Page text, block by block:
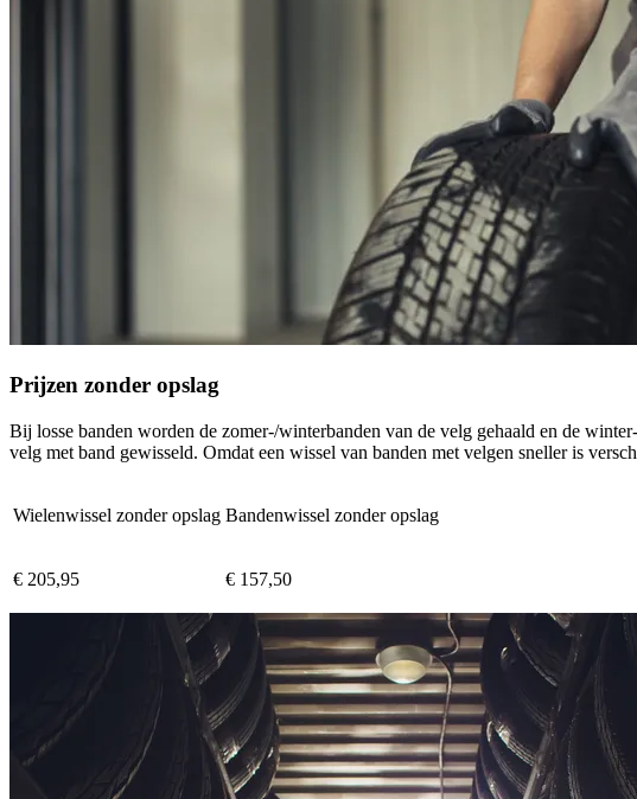
Prijzen zonder opslag
Bij losse banden worden de zomer-/winterbanden van de velg gehaald en de
velg met band gewisseld. Omdat een wissel van banden met velgen sneller is
Wielenwissel zonder opslag Bandenwissel zonder opslag
€ 205,95 € 157,50